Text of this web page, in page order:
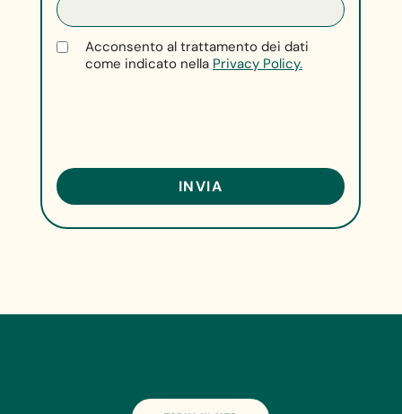
Acconsento al trattamento dei dati
come indicato nella Privacy Policy.